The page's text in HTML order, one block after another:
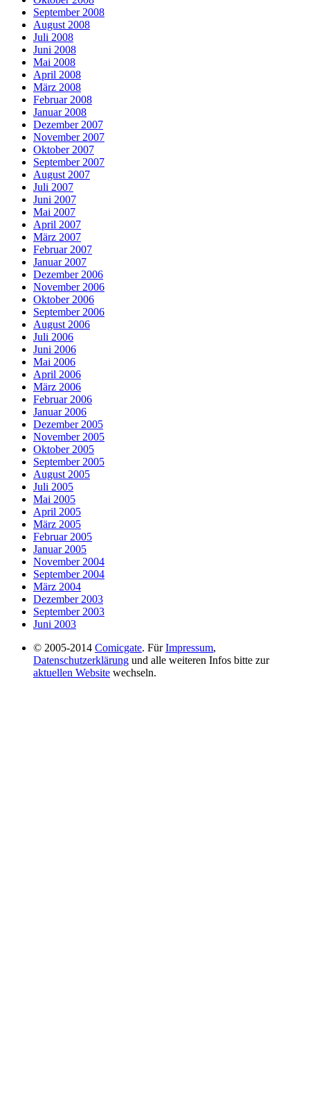
September 2008
August 2008
Juli 2008
Juni 2008
Mai 2008
April 2008
März 2008
Februar 2008
Januar 2008
Dezember 2007
November 2007
Oktober 2007
September 2007
August 2007
Juli 2007
Juni 2007
Mai 2007
April 2007
März 2007
Februar 2007
Januar 2007
Dezember 2006
November 2006
Oktober 2006
September 2006
August 2006
Juli 2006
Juni 2006
Mai 2006
April 2006
März 2006
Februar 2006
Januar 2006
Dezember 2005
November 2005
Oktober 2005
September 2005
August 2005
Juli 2005
Mai 2005
April 2005
März 2005
Februar 2005
Januar 2005
November 2004
September 2004
März 2004
Dezember 2003
September 2003
Juni 2003
© 2005-2014 Comicgate. FürImpressum,
Datenschutzerklärung und alle weiteren Infos bitte zur
aktuellen Website wechseln.